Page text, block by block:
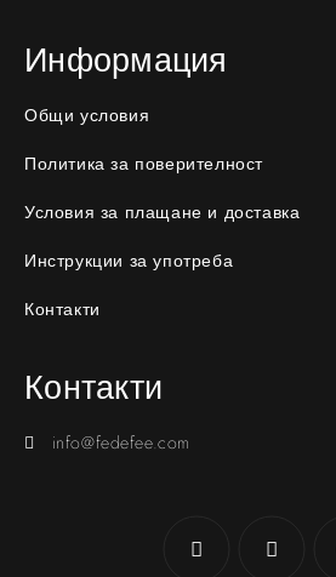
Информация
Общи условия
Политика за поверителност
Условия за плащане и доставка
Инструкции за употреба
Контакти
Контакти
info@fedefee.com